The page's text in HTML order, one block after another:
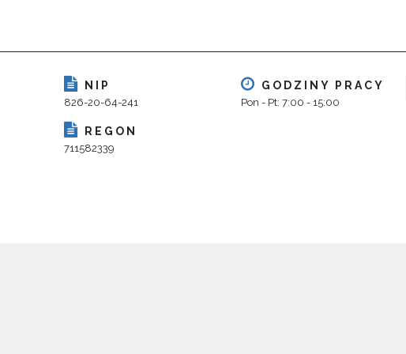
NIP
826-20-64-241
REGON
711582339
GODZINY PRACY
Pon - Pt: 7:00 - 15:00